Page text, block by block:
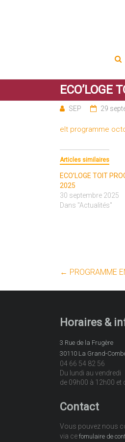
ECO’LOGE
SEP 29
elt programme
Articles similaires
ECO’LOGE TOIT
2025
30 septembre 2025
Dans "Actualités"
← PROGRAMME
Horaires &
3 Rue de la Frugère
30110 La Grand-
04 66 54 82 56
Du lundi au vendredi
de 09h00 à 12h00 et
Contact
Vous pouvez nous
via ce fomulaire de